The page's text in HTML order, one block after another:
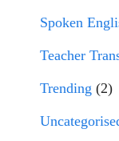
Spoken
Teacher
Trending (2)